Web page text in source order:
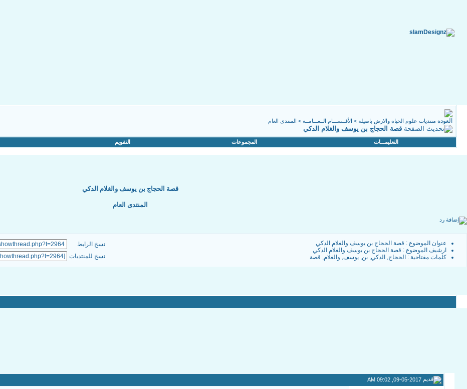
منتديات علوم الحياة والارض باصيلة > الأقــســـام الــعـــامــة > المنتدى العام
قصة الحجاج بن يوسف والغلام الدكي
التعليمـــات المجموعات التقويم
قصة الحجاج بن يوسف والغلام الدكي
المنتدى العام
عنوان الموضوع : قصة الحجاج بن يوسف والغلام الدكي
ارشيف الموضوع : قصة الحجاج بن يوسف والغلام الدكي
كلمات مفتاحية : الحجاج, الدكي, بن, يوسف, والغلام, قصة
نسخ الرابط
نسخ للمنتديات